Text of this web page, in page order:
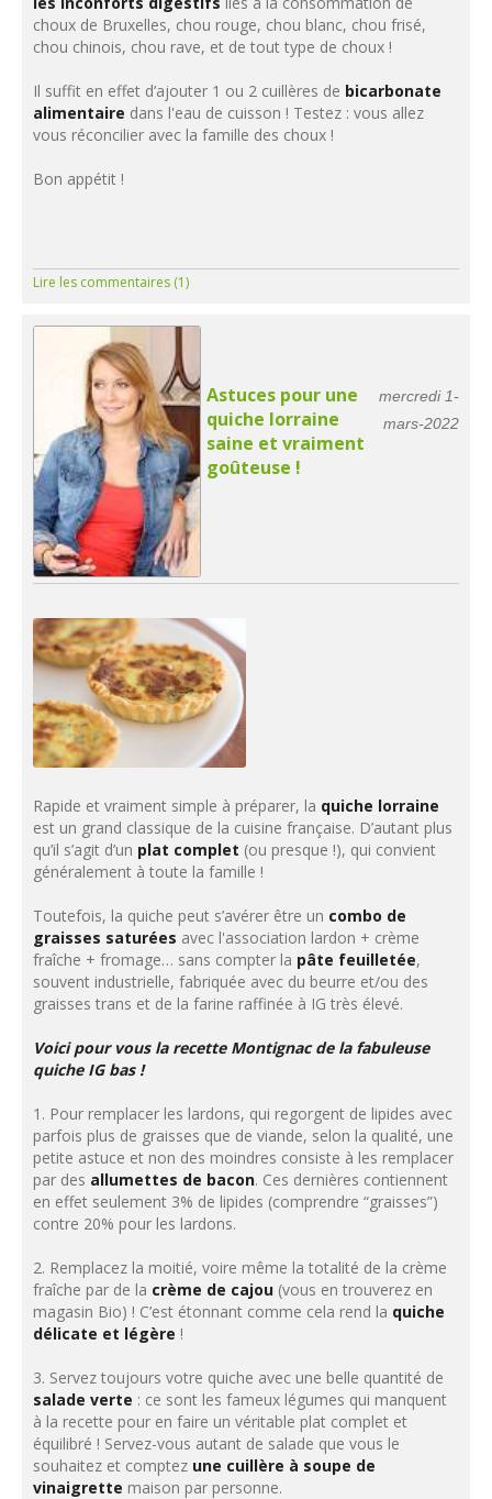
choux de Bruxelles, chou rouge, chou blanc, chou frisé,
chou chinois, chou rave, et de tout type de choux !
Il suffit en effet d’ajouter 1 ou 2 cuillères de bicarbonate
alimentaire dans l'eau de cuisson ! Testez : vous allez
vous réconcilier avec la famille des choux !
Bon appétit !
Lire les commentaires (1)
Astuces pour une
quiche lorraine
saine et vraiment
goûteuse !
mercredi 1-
mars-2022
Rapide et vraiment simple à préparer, la quiche lorraine
est un grand classique de la cuisine française. D’autant plus
qu’il s’agit d’un plat complet (ou presque !), qui convient
généralement à toute la famille !
Toutefois, la quiche peut s’avérer être un combo de
graisses saturées avec l'association lardon + crème
fraîche + fromage… sans compter la pâte feuilletée,
souvent industrielle, fabriquée avec du beurre et/ou des
graisses trans et de la farine raffinée à IG très élevé.
Voici pour vous la recette Montignac de la fabuleuse
quiche IG bas !
1. Pour remplacer les lardons, qui regorgent de lipides avec
parfois plus de graisses que de viande, selon la qualité, une
petite astuce et non des moindres consiste à les remplacer
par des allumettes de bacon. Ces dernières contiennent
en effet seulement 3% de lipides (comprendre “graisses”)
contre 20% pour les lardons.
2. Remplacez la moitié, voire même la totalité de la crème
fraîche par de la crème de cajou (vous en trouverez en
magasin Bio) ! C’est étonnant comme cela rend la quiche
délicate et légère !
3. Servez toujours votre quiche avec une belle quantité de
salade verte : ce sont les fameux légumes qui manquent
à la recette pour en faire un véritable plat complet et
équilibré ! Servez-vous autant de salade que vous le
souhaitez et comptez une cuillère à soupe de
vinaigrette maison par personne.